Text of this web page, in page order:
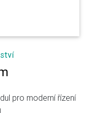
pro moderní řízení